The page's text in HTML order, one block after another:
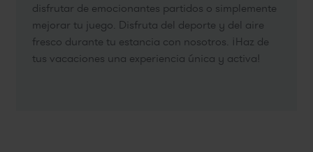
disfrutar de emocionantes partidos o simplemente
mejorar tu juego. Disfruta del deporte y del aire
fresco durante tu estancia con nosotros. ¡Haz de
tus vacaciones una experiencia única y activa!